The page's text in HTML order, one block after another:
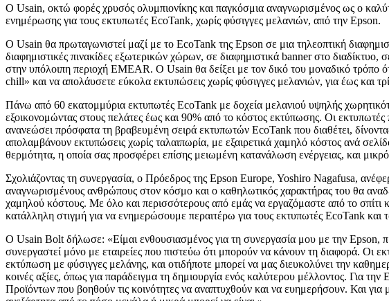
Ο Usain, οκτώ φορές χρυσός ολυμπιονίκης και παγκόσμια αναγνωρισμένος ως ο
ενημέρωσης για τους εκτυπωτές EcoTank, χωρίς φύσιγγες μελανιών, από την Epson.
Ο Usain θα πρωταγωνιστεί μαζί με το EcoTank της Epson σε μια τηλεοπτική
διαφημιστικές πινακίδες εξωτερικών χώρων, σε διαφημιστικά banner στο
στην υπόλοιπη περιοχή EMEAR. Ο Usain θα δείξει με τον δικό του μοναδικό τρόπο
chill» και να απολάυσετε εύκολα εκτυπώσεις χωρίς φύσιγγες μελανιών, για έως και
Πάνω από 60 εκατομμύρια εκτυπωτές EcoTank με δοχεία μελανιού υψηλής
εξοικονομώντας στους πελάτες έως και 90% από το κόστος εκτύπωσης. Οι
ανανεώσει πρόσφατα τη βραβευμένη σειρά εκτυπωτών EcoTank που διαθέτει,
απολαμβάνουν εκτυπώσεις χωρίς ταλαιπωρία, με εξαιρετικά χαμηλό κόστος ανά
θερμότητα, η οποία σας προσφέρει επίσης μειωμένη κατανάλωση ενέργειας, και
Σχολιάζοντας τη συνεργασία, ο Πρόεδρος της Epson Europe, Yoshiro Nagafusa,
αναγνωρισμένους ανθρώπους στον κόσμο και ο καθηλωτικός χαρακτήρας του θα
χαμηλού κόστους. Με όλο και περισσότερους από εμάς να εργαζόμαστε από το σπίτι
κατάλληλη στιγμή για να ενημερώσουμε περαιτέρω για τους εκτυπωτές EcoTank
Ο Usain Bolt δήλωσε: «Είμαι ενθουσιασμένος για τη συνεργασία μου με την
συνεργαστεί μόνο με εταιρείες που πιστεύω ότι μπορούν να κάνουν τη διαφορά.
εκτύπωση με φύσιγγες μελάνης, και οτιδήποτε μπορεί να μας διευκολύνει την
κοινές αξίες, όπως για παράδειγμα τη δημιουργία ενός καλύτερου μέλλοντος. Για
Προϊόντων που βοηθούν τις κοινότητες να αναπτυχθούν και να ευημερήσουν. Και